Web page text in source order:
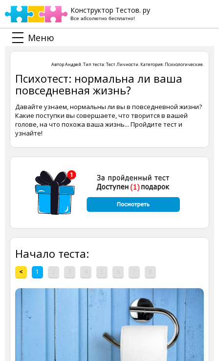
Конструктор Тестов. ру
Все абсолютно бесплатно!
Меню
АвторАндрей. Тип теста:Тест Личности. Категория: Психологические.
Психотест: нормальна ли ваша
повседневная жизнь?
Давайте узнаем, нормальны ли вы в повседневной жизни?
Какие поступки вы совершаете, что творится в вашей
голове, на что похожа ваша жизнь... Пройдите тест и
узнайте!
Начало теста:
< 1